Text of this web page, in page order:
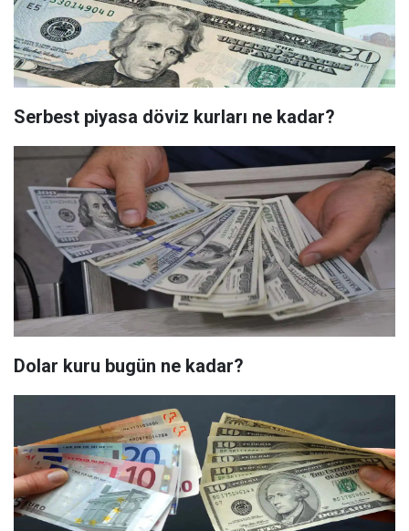
Serbest piyasa döviz kurları ne kadar?
Dolar kuru bugün ne kadar?